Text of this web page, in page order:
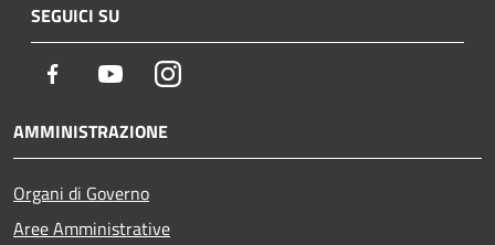
SEGUICI SU
Facebook YoutubeInstagram
AMMINISTRAZIONE
Organi di Governo
Aree Amministrative